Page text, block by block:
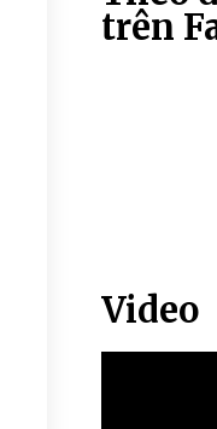
trên
Video